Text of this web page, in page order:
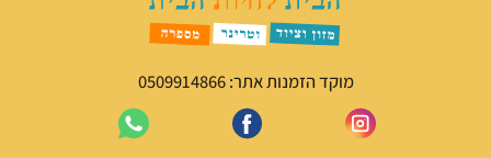
מוקד הזמנות אתר: 0509914866